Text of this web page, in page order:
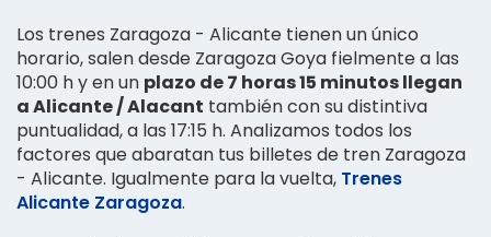
Los trenes Zaragoza - Alicante tienen un único
horario, salen desde Zaragoza Goya fielmente a las
10:00 h y en un plazo de 7 horas 15 minutos llegan
a Alicante / Alacant también con su distintiva
puntualidad, a las 17:15 h. Analizamos todos los
factores que abaratan tus billetes de tren Zaragoza
- Alicante. Igualmente para la vuelta, Trenes
Alicante Zaragoza.